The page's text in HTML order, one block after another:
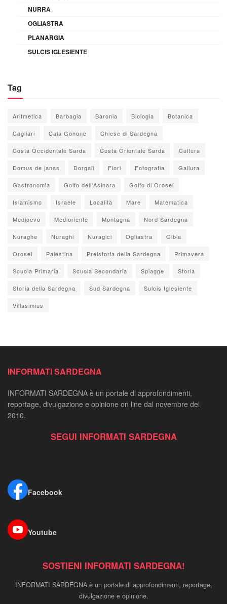
NURRA
OGLIASTRA
PLANARGIA
SULCIS IGLESIENTE
Tag
Aritmetica Barbagia Baronia Biologia Botanica
Cagliari Cala Gonone Chiese di Sardegna
Costa Occidentale Sarda Costa Orientale Sarda Cultura
Domus de janas Dorgali Fiori Fotografia Gallura
Gastronomia Golfo dell'Asinara Golfo di Orosei
Islamismo Israele Località Mare Matematica
Medioevo Medioriente Montagna Nord Sardegna
Nuraghe Nuraghi Nuragici Ogliastra Olbia
Orosei Palestina Preistoria della Sardegna Primavera
Scuola Primaria Scuola Secondaria Spiagge Storia
Storia della Sardegna Sud Sardegna Sulcis Iglesiente
Villasimius
INFORMATI SARDEGNA
INFORMATI SARDEGNA è un portale di approfondimenti,
reportage, divulgazione e opinione on line dal novembre del
2010.
SEGUI INFORMATI SARDEGNA
Facebook
Youtube
SOSTIENI INFORMATI SARDEGNA!
INFORMATI SARDEGNA è un portale di approfondimenti, reportage,
divulgazione e opinione.